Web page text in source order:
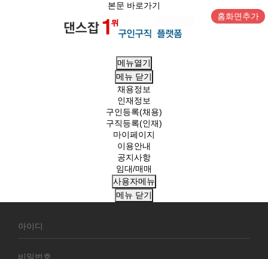
본문 바로가기
홈화면추가
메뉴열기
메뉴 닫기
채용정보
인재정보
구인등록(채용)
구직등록(인재)
마이페이지
이용안내
공지사항
임대/매매
사용자메뉴
메뉴 닫기
원
그